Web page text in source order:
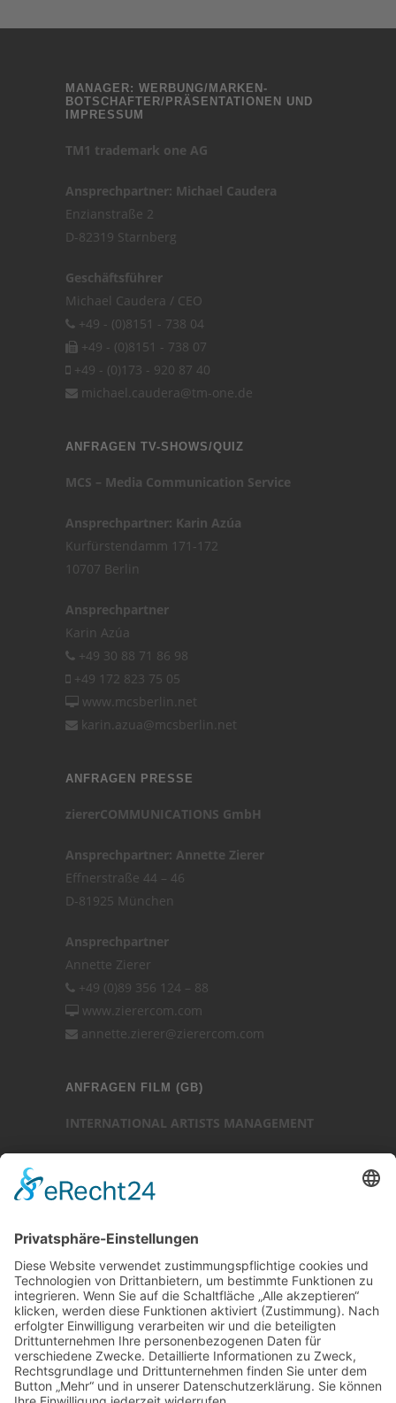
MANAGER: WERBUNG/MARKEN-
BOTSCHAFTER/PRÄSENTATIONEN UND
IMPRESSUM
TM1 trademark one AG
Ansprechpartner: Michael Caudera
Enzianstraße 2
D-82319 Starnberg
Geschäftsführer
Michael Caudera / CEO
+49 - (0)8151 - 738 04
+49 - (0)8151 - 738 07
+49 - (0)173 - 920 87 40
michael.caudera@tm-one.de
ANFRAGEN TV-SHOWS/QUIZ
MCS – Media Communication Service
Ansprechpartner: Karin Azúa
Kurfürstendamm 171-172
10707 Berlin
Ansprechpartner
Karin Azúa
+49 30 88 71 86 98
+49 172 823 75 05
www.mcsberlin.net
karin.azua@mcsberlin.net
ANFRAGEN PRESSE
ziererCOMMUNICATIONS GmbH
Ansprechpartner: Annette Zierer
Effnerstraße 44 – 46
D-81925 München
Ansprechpartner
Annette Zierer
+49 (0)89 356 124 – 88
www.zierercom.com
annette.zierer@zierercom.com
ANFRAGEN FILM (GB)
INTERNATIONAL ARTISTS MANAGEMENT
25-27 Heath Street
London NW3 6TR (GB)
Ansprechpartner
Luc Chaudhary
+44 (0)20 7794 3705
www.internationalartistsmanagement.co.uk
internationalartistsmanagement.co.uk